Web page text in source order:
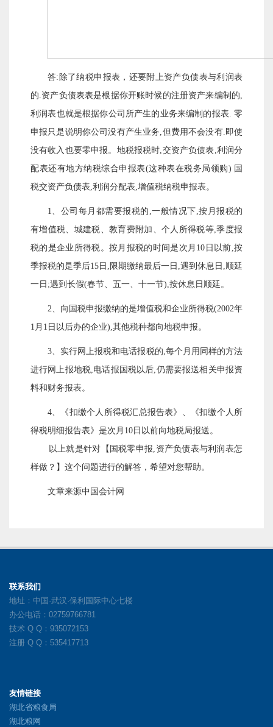
答:除了纳税申报表，还要附上资产负债表与利润表
的.资产负债表表是根据你开账时候的注册资产来编制的,
利润表也就是根据你公司所产生的业务来编制的报表. 零
申报只是说明你公司没有产生业务,但费用不会没有.即使
没有收入也要零申报。地税报税时,交资产负债表,利润分
配表还有地方纳税综合申报表(这种表在税务局领购) 国
税交资产负债表,利润分配表,增值税纳税申报表。
1、公司每月都需要报税的,一般情况下,按月报税的
有增值税、城建税、教育费附加、个人所得税等,季度报
税的是企业所得税。按月报税的时间是次月10日以前,按
季报税的是季后15日,限期缴纳最后一日,遇到休息日,顺延
一日;遇到长假(春节、五一、十一节),按休息日顺延。
2、向国税申报缴纳的是增值税和企业所得税(2002年
1月1日以后办的企业),其他税种都向地税申报。
3、实行网上报税和电话报税的,每个月用同样的方法
进行网上报地税,电话报国税以后,仍需要报送相关申报资
料和财务报表。
4、《扣缴个人所得税汇总报告表》、《扣缴个人所
得税明细报告表》是次月10日以前向地税局报送。
以上就是针对【国税零申报,资产负债表与利润表怎
样做？】这个问题进行的解答，希望对您帮助。
文章来源中国会计网
联系我们
地址：中国·武汉·保利国际中心七楼
办公电话：02759766781
技术 Q Q：935072153
注册 Q Q：535417713
友情链接
湖北省粮食局
湖北粮网